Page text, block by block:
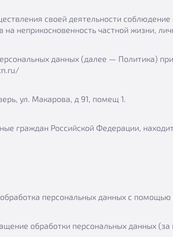
своей деятельности
неприкосновенность частной жизни,
данных (далее — Политика)
ул. Макарова, д 91, помещ 1.
граждан Российской Федерации,
персональных данных с помощью
обработки персональных данных (за